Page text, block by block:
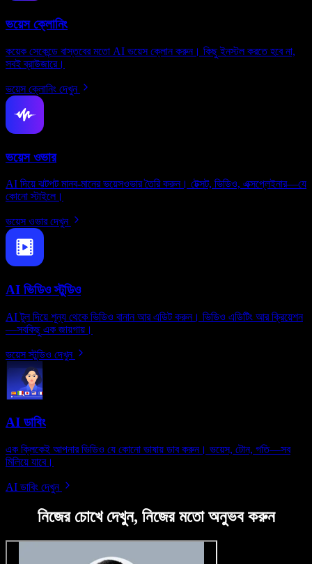
ভয়েস ক্লোনিং
কয়েক সেকেন্ডে বাস্তবের মতো AI ভয়েস ক্লোন করুন। কিছু ইনস্টল করতে হবে না,
সবই ব্রাউজারে।
ভয়েস ক্লোনিং দেখুন
ভয়েস ওভার
AI দিয়ে ঝটপট মানব-মানের ভয়েসওভার তৈরি করুন। টেক্সট, ভিডিও, এক্সপ্লেইনার—যে
কোনো স্টাইলে।
ভয়েস ওভার দেখুন
AI ভিডিও স্টুডিও
AI টুল দিয়ে শূন্য থেকে ভিডিও বানান আর এডিট করুন। ভিডিও এডিটিং আর ক্রিয়েশন
—সবকিছু এক জায়গায়।
ভয়েস স্টুডিও দেখুন
AI ডাবিং
এক ক্লিকেই আপনার ভিডিও যে কোনো ভাষায় ডাব করুন। ভয়েস, টোন, গতি—সব
মিলিয়ে যাবে।
AI ডাবিং দেখুন
নিজের চোখে দেখুন, নিজের মতো অনুভব করুন